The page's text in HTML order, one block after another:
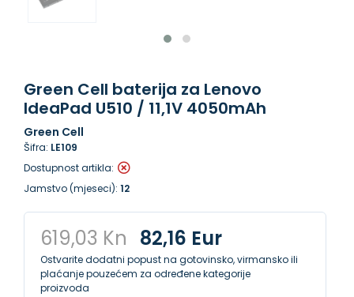
Green Cell baterija za Lenovo
IdeaPad U510 / 11,1V 4050mAh
Green Cell
Šifra: LE109
Dostupnost artikla:
Jamstvo (mjeseci): 12
619,03 Kn 82,16 Eur
Ostvarite dodatni popust na gotovinsko, virmansko ili
plaćanje pouzećem za određene kategorije
proizvoda